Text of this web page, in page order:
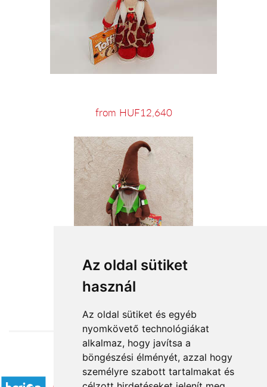
Az oldal sütiket
használ
Az oldal sütiket és egyéb
nyomkövető technológiákat
alkalmaz, hogy javítsa a
böngészési élményét, azzal hogy
személyre szabott tartalmakat és
from HUF12,640
from HUF19,400
Accepted payment methods